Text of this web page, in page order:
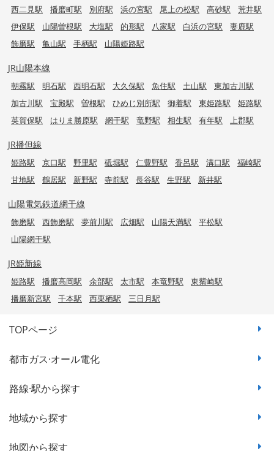
西二見駅
播磨町駅 別府駅 浜の宮駅 尾上の松駅 高砂駅
荒井駅
伊保駅
山陽曽根駅 大塩駅 的形駅 八家駅 白浜の宮駅
妻鹿駅
飾磨駅
亀山駅 手柄駅 山陽姫路駅
JR山陽本線
朝霧駅 明石駅 西明石駅 大久保駅 魚住駅 土山駅
東加古川駅
加古川駅
宝殿駅 曽根駅 ひめじ別所駅 御着駅 東姫路駅
姫路駅
英賀保駅
はりま勝原駅 網干駅 竜野駅 相生駅 有年駅 上郡駅
JR播但線
姫路駅 京口駅 野里駅 砥堀駅 仁豊野駅 香呂駅 溝口駅
福崎駅
甘地駅
鶴居駅 新野駅 寺前駅 長谷駅 生野駅 新井駅
山陽電気鉄道網干線
飾磨駅 西飾磨駅 夢前川駅 広畑駅 山陽天満駅
平松駅
山陽網干駅
JR姫新線
姫路駅 播磨高岡駅 余部駅 太市駅 本竜野駅
東觜崎駅
播磨新宮駅
千本駅 西栗栖駅 三日月駅
TOPページ
都市ガス·オール電化
路線·駅から探す
地域から探す
地図から探す